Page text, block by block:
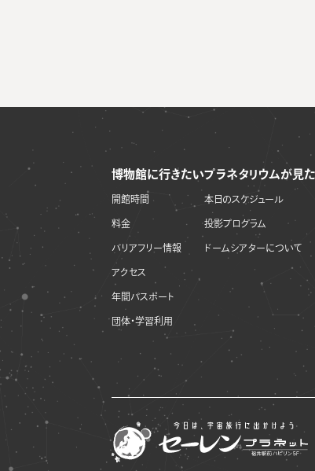
博物館に行きたい
開館時間
料金
バリアフリー情報
アクセス
年間パスポート
団体・学習利用
プラネタリウムが見
本日のスケジュール
投影プログラム
ドームシアターについて